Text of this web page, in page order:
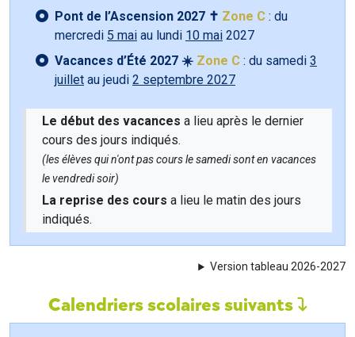
Pont de l’Ascension 2027 ✝️ Zone C : du
mercredi 5 mai au lundi 10 mai 2027
Vacances d’Été 2027 ☀️ Zone C : du samedi 3
juillet au jeudi 2 septembre 2027
Le début des vacances a lieu après le dernier
cours des jours indiqués.
(les élèves qui n'ont pas cours le samedi sont en vacances
le vendredi soir)
La reprise des cours a lieu le matin des jours
indiqués.
Version tableau 2026-2027
Calendriers scolaires suivants